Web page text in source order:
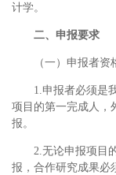
计学。
二、申报要求
（一）申报者资
1.申报者必须是
项目的第一完成人，
报。
2.无论申报项目
报，合作研究成果必